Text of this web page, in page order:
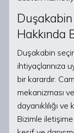
Hakkında
Duşakabin
ihtiyaçlarınıza
bir karardır.
mekanizması
dayanıklılığı
Bizimle